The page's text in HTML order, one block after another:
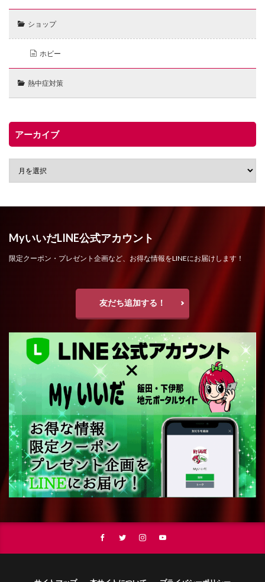
ショップ
ホビー
熱中症対策
アーカイブ
MyいいだLINE公式アカウント
限定クーポン・プレゼント企画など、お得な情報をLINEにお届けします！
友だち追加する！